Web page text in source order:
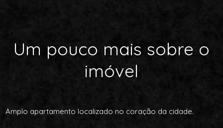
Um pouco mais sobre o
imóvel
Amplo apartamento localizado no coração da cidade.